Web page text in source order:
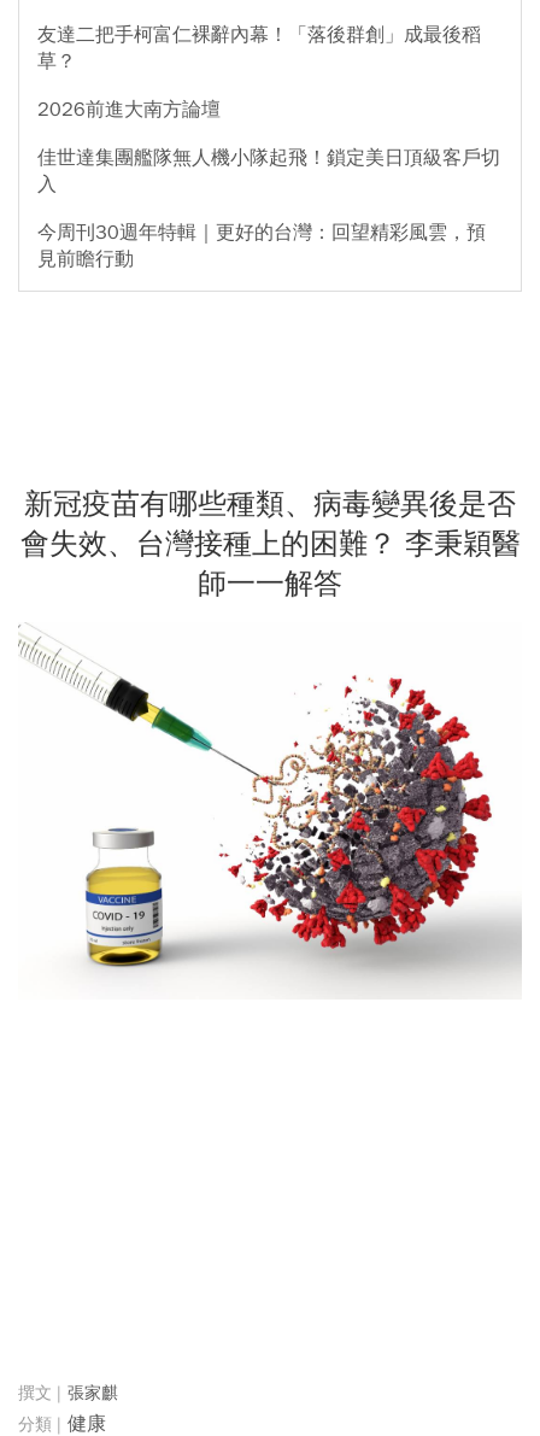
友達二把手柯富仁裸辭內幕！「落後群創」成最後稻
草？
2026前進大南方論壇
佳世達集團艦隊無人機小隊起飛！鎖定美日頂級客戶切
入
今周刊30週年特輯｜更好的台灣：回望精彩風雲，預
見前瞻行動
新冠疫苗有哪些種類、病毒變異後是否
會失效、台灣接種上的困難？ 李秉穎醫
師一一解答
張家麒
健康